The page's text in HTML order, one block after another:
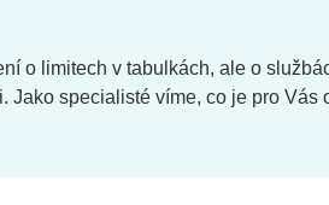
o limitech v tabulkách, ale o
Jako specialisté víme, co je pro Vás